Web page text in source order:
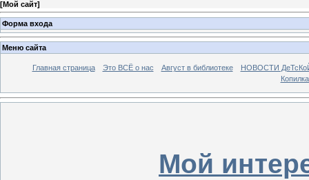
[Мой сайт]
Форма входа
Меню сайта
Главная страница Это ВСЁ о нас Август в библиотеке
НОВОСТИ
Мой